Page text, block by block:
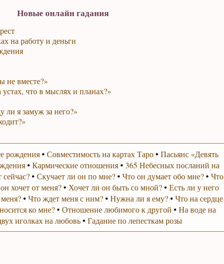
Новые онлайн гадания
на работу и деньги
не вместе?»
что в мыслях и планах?»
я замуж за него?»
рождения• Совместимость на картах Таро• Пасьянс «Девять
• Кармические отношения• 365 Небесных посланий на
сейчас?• Скучает ли он по мне?• Что он думает обо мне?• Что
хочет от меня?• Хочет ли он быть со мной?• Есть ли у него
• Что ждет меня с ним?• Нужна ли я ему?• Что на сердце
ко мне?• Отношение любимого к другой • На воде на
иголках на любовь• Гадание по лепесткам розы